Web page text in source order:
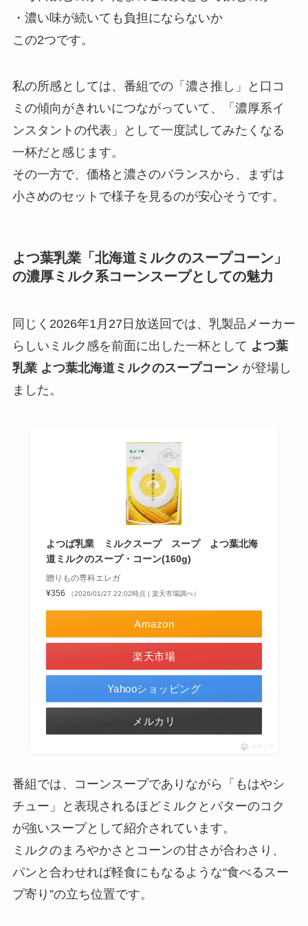
・濃い味が続いても負担にならないか
この2つです。
私の所感としては、番組での「濃さ推し」と口コ
ミの傾向がきれいにつながっていて、「濃厚系イ
ンスタントの代表」として一度試してみたくなる
一杯だと感じます。
その一方で、価格と濃さのバランスから、まずは
小さめのセットで様子を見るのが安心そうです。
よつ葉乳業「北海道ミルクのスープコーン」
の濃厚ミルク系コーンスープとしての魅力
同じく2026年1月27日放送回では、乳製品メーカー
らしいミルク感を前面に出した一杯として よつ葉
乳業 よつ葉北海道ミルクのスープコーンが登場し
ました。
よつば乳業 ミルクスープ スープ よつ葉北海
道ミルクのスープ・コーン(160g)
贈りもの専科エレガ
¥356
（2026/01/27 22:02時点 | 楽天市場調べ）
Amazon
楽天市場
Yahooショッピング
メルカリ
ポチップ
番組では、コーンスープでありながら「もはやシ
チュー」と表現されるほどミルクとバターのコク
が強いスープとして紹介されています。
ミルクのまろやかさとコーンの甘さが合わさり、
パンと合わせれば軽食にもなるような“食べるスー
プ寄り”の立ち位置です。